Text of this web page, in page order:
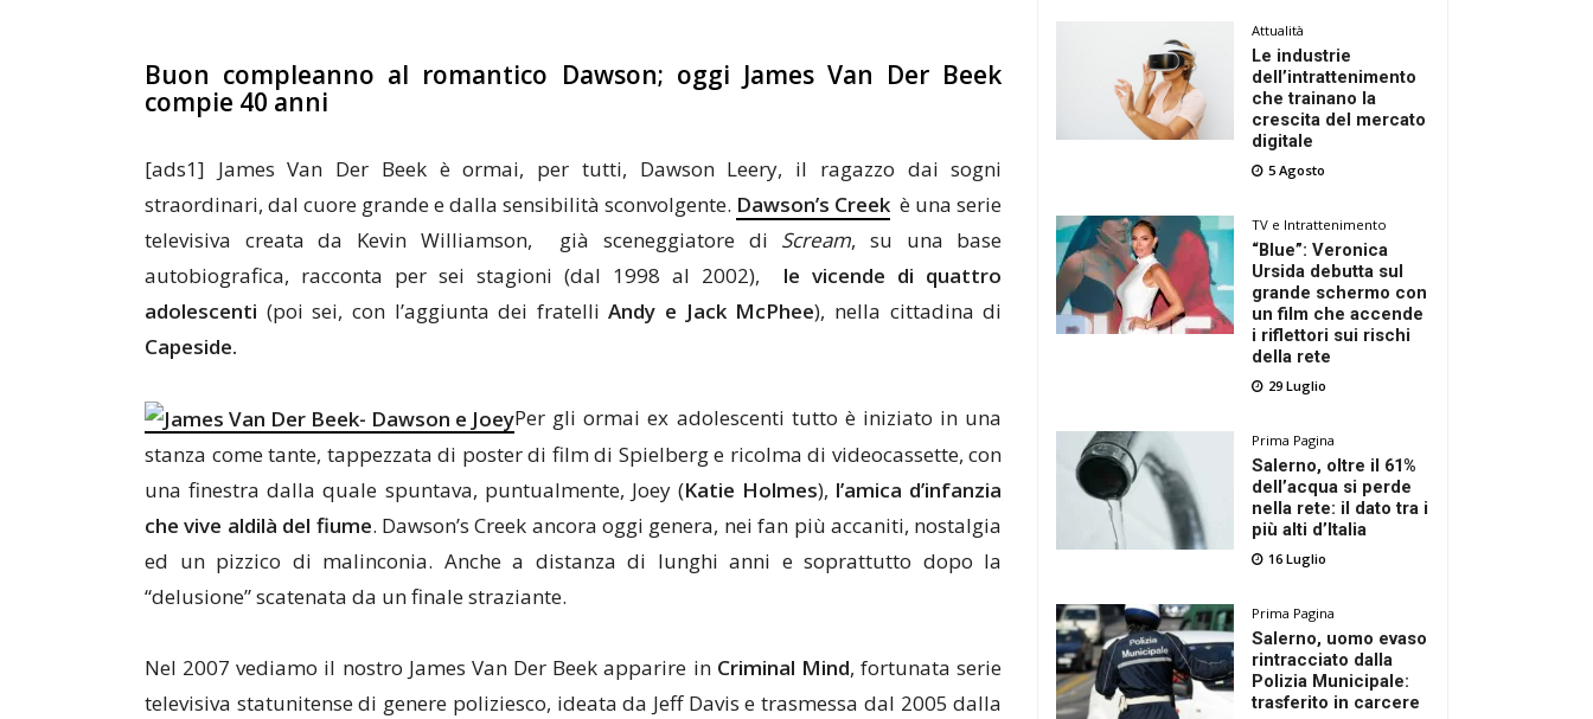
Buon compleanno al romantico Dawson; oggi James Van Der Beek
compie 40 anni
[ads1] James Van Der Beek è ormai, per tutti, Dawson Leery, il ragazzo dai sogni
straordinari, dal cuore grande e dalla sensibilità sconvolgente. Dawson’s Creek è una serie
televisiva creata da Kevin Williamson, già sceneggiatore di Scream, su una base
autobiografica, racconta per sei stagioni (dal 1998 al 2002), le vicende di quattro
adolescenti (poi sei, con l’aggiunta dei fratelliAndy e Jack McPhee), nella cittadina di
Capeside.
Per gli ormai ex adolescenti tutto è iniziato in una
stanza come tante, tappezzata di poster di film di Spielberg e ricolma di videocassette, con
una finestra dalla quale spuntava, puntualmente, Joey (Katie Holmes), l’amica d’infanzia
che vive aldilà del fiume. Dawson’s Creek ancora oggi genera, nei fan più accaniti, nostalgia
ed un pizzico di malinconia. Anche a distanza di lunghi anni e soprattutto dopo la
“delusione” scatenata da un finale straziante.
Nel 2007 vediamo il nostro James Van Der Beek apparire in Criminal Mind, fortunata serie
televisiva statunitense di genere poliziesco, ideata da Jeff Davis e trasmessa dal 2005 dalla
Attualità
Le industrie
dell’intrattenimento
che trainano la
crescita del mercato
digitale
5 Agosto
TV e Intrattenimento
“Blue”: Veronica
Ursida debutta sul
grande schermo con
un film che accende
i riflettori sui rischi
della rete
29 Luglio
Prima Pagina
Salerno, oltre il 61%
dell’acqua si perde
nella rete: il dato tra i
più alti d’Italia
16 Luglio
Prima Pagina
Salerno, uomo evaso
rintracciato dalla
Polizia Municipale:
trasferito in carcere